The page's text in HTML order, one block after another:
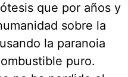
que por años y
sobre la
la paranoia
puro.